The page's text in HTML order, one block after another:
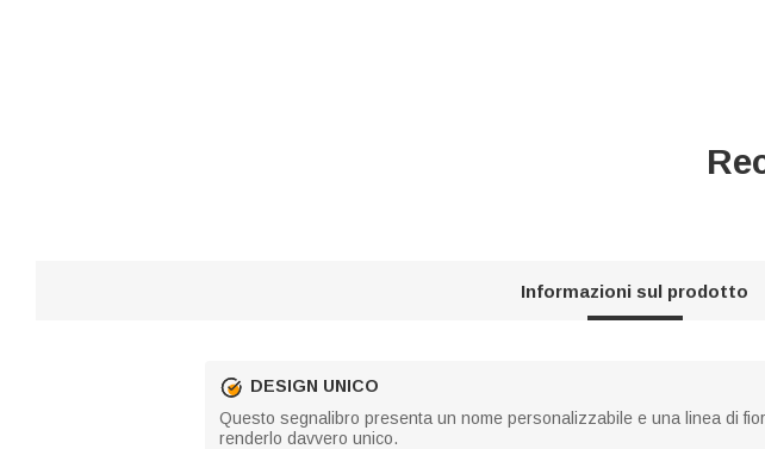
Informazioni sul prodotto
DESIGN UNICO
Questo segnalibro presenta un nome personalizzabile e una linea di
renderlo davvero unico.